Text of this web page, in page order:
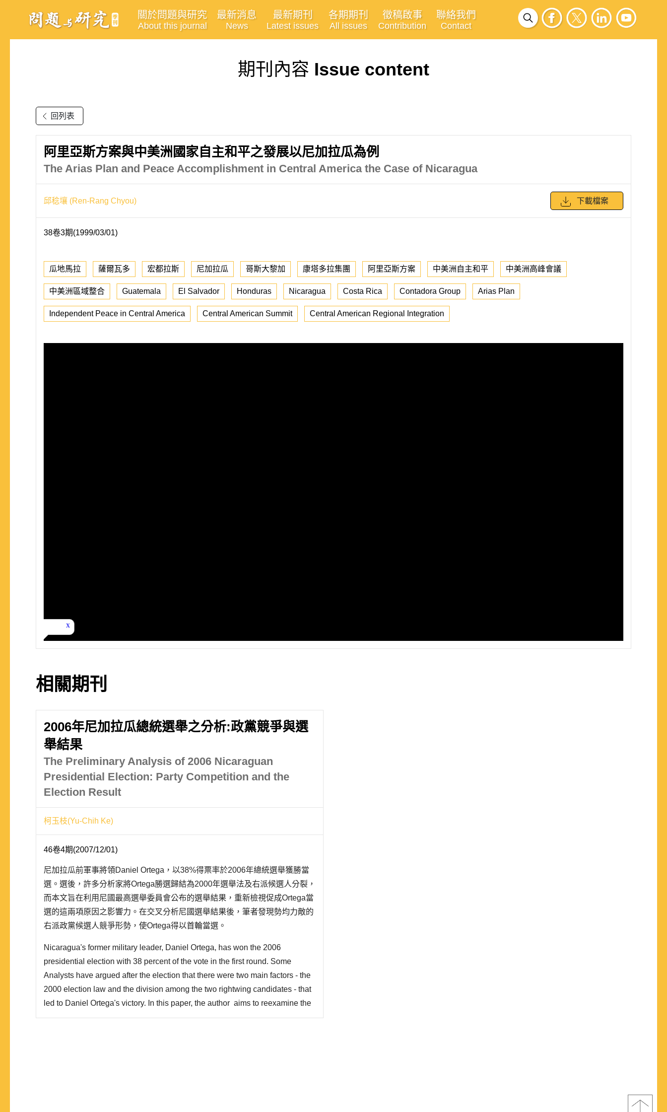
關於問題與研究
About this journal
最新消息
News
最新期刊
Latest issues
各期期刊
All issues
徵稿啟事
Contribution
聯絡我們
Contact
期刊內容 Issue content
回列表
阿里亞斯方案與中美洲國家自主和平之發展以尼加拉瓜為例
The Arias Plan and Peace Accomplishment in Central America the Case of Nicaragua
邱稔壤 (Ren-Rang Chyou) 下載檔案
38卷3期(1999/03/01)
瓜地馬拉 薩爾瓦多 宏都拉斯 尼加拉瓜 哥斯大黎加 康塔多拉集團 阿里亞斯方案 中美洲自主和平 中美洲高峰會議
中美洲區域整合 Guatemala El Salvador Honduras Nicaragua Costa Rica Contadora Group Arias Plan
Independent Peace in Central America Central American Summit Central American Regional Integration
相關期刊
2006年尼加拉瓜總統選舉之分析:政黨競爭與選
舉結果
The Preliminary Analysis of 2006 Nicaraguan
Presidential Election: Party Competition and the
Election Result
柯玉枝(Yu-Chih Ke)
46卷4期(2007/12/01)
尼加拉瓜前軍事將領Daniel Ortega，以38%得票率於2006年總統選舉獲勝當
選。選後，許多分析家將Ortega勝選歸結為2000年選舉法及右派候選人分裂，
而本文旨在利用尼國最高選舉委員會公布的選舉結果，重新檢視促成Ortega當
選的這兩項原因之影響力。在交叉分析尼國選舉結果後，筆者發現勢均力敵的
右派政黨候選人競爭形勢，使Ortega得以首輪當選。
Nicaragua's former military leader, Daniel Ortega, has won the 2006
presidential election with 38 percent of the vote in the first round. Some
Analysts have argued after the election that there were two main factors - the
2000 election law and the division among the two rightwing candidates - that
led to Daniel Ortega's victory. In this paper, the author aims to reexamine the
influences of those two factors by using the election result released by the